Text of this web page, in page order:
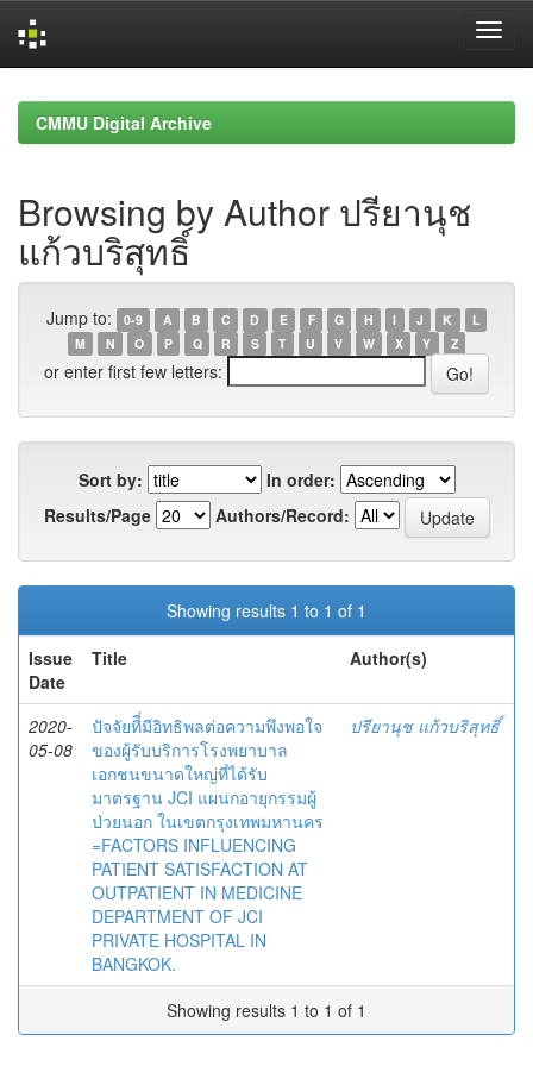
navigationCMMU Digital Archive
Browsing by Author ปรียานุช
แก้วบริสุทธิ์
Jump to: 0-9 A B C D E F G H I J K
L
M
N O P Q R S T U V W X Y Z
or enter first few letters:
Sort by:
In order:
Results/Page
Authors/Record:
Showing results 1 to 1 of 1
Issue
Date
Title Author(s)
2020-
05-08
ปัจจัยทีี่มีอิทธิพลต่อความพึงพอใจ
ของผู้รับบริการโรงพยาบาล
เอกชนขนาดใหญ่ที่ได้รับ
มาตรฐาน JCI แผนกอายุกรรมผู้
ป่วยนอก ในเขตกรุงเทพมหานคร
=FACTORS INFLUENCING
PATIENT SATISFACTION AT
OUTPATIENT IN MEDICINE
DEPARTMENT OF JCI
PRIVATE HOSPITAL IN
BANGKOK.
ปรียานุช แก้วบริสุทธิ์
Showing results 1 to 1 of 1